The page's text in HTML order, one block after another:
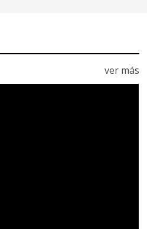
ver más